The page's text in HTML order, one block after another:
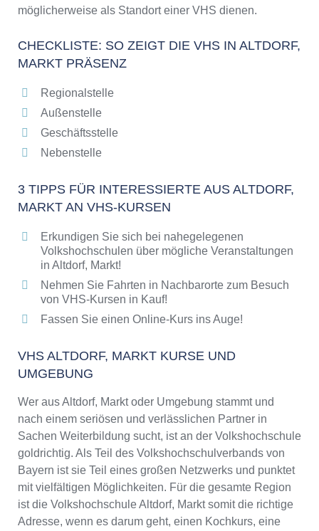
möglicherweise als Standort einer VHS dienen.
CHECKLISTE: SO ZEIGT DIE VHS IN ALTDORF,
MARKT PRÄSENZ
Regionalstelle
Außenstelle
Geschäftsstelle
Nebenstelle
3 TIPPS FÜR INTERESSIERTE AUS ALTDORF,
MARKT AN VHS-KURSEN
Erkundigen Sie sich bei nahegelegenen
Volkshochschulen über mögliche Veranstaltungen
in Altdorf, Markt!
Nehmen Sie Fahrten in Nachbarorte zum Besuch
von VHS-Kursen in Kauf!
Fassen Sie einen Online-Kurs ins Auge!
VHS ALTDORF, MARKT KURSE UND
UMGEBUNG
Wer aus Altdorf, Markt oder Umgebung stammt und
nach einem seriösen und verlässlichen Partner in
Sachen Weiterbildung sucht, ist an der Volkshochschule
goldrichtig. Als Teil des Volkshochschulverbands von
Bayern ist sie Teil eines großen Netzwerks und punktet
mit vielfältigen Möglichkeiten. Für die gesamte Region
ist die Volkshochschule Altdorf, Markt somit die richtige
Adresse, wenn es darum geht, einen Kochkurs, eine